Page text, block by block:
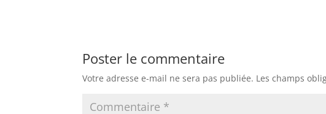
Poster le commentaire
Votre adresse e-mail ne sera pas publiée. Les champs